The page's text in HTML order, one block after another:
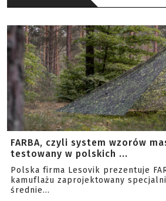
FARBA, czyli system wzorów
testowany w polskich ...
Polska firma Lesovik prezentuje
kamuflażu zaprojektowany
średnie...